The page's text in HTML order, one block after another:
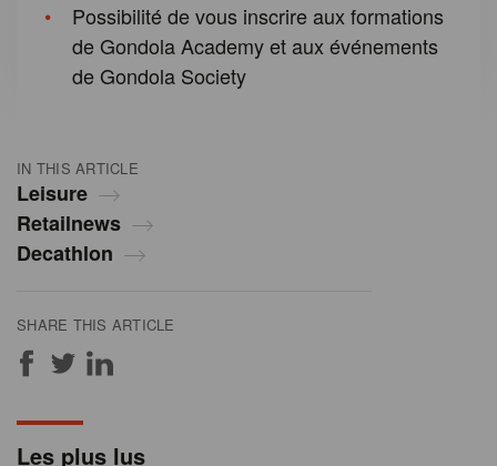
IN THIS ARTICLE
Leisure
Retailnews
Decathlon
SHARE THIS ARTICLE
Possibilité de vous inscrire aux formations
de Gondola Academy et aux événements
de Gondola Society
Les plus lus